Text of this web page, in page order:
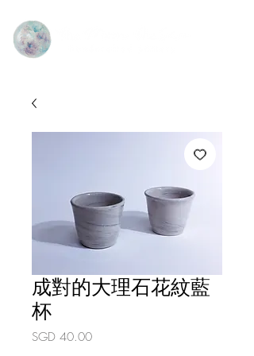
成對的大理石花紋藍
杯
SGD 40.00價